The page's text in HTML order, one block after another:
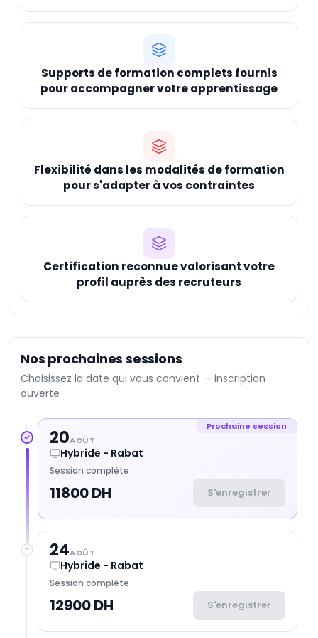
Supports de formation complets fournis
pour accompagner votre apprentissage
Flexibilité dans les modalités de formation
pour s'adapter à vos contraintes
Certification reconnue valorisant votre
profil auprès des recruteurs
Nos prochaines sessions
Choisissez la date qui vous convient — inscription
ouverte
Prochaine session
20AOÛT
Hybride - Rabat
Session complète
11800 DH S'enregistrer
24AOÛT
Hybride - Rabat
Session complète
12900 DH S'enregistrer